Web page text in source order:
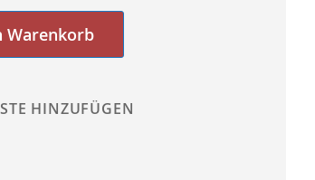
Warenkorb
HINZUFÜGEN